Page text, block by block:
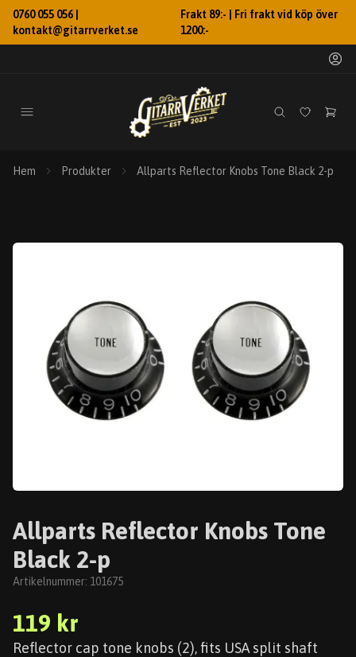
0760 055 056 |
kontakt@gitarrverket.se
Frakt 89:- | Fri frakt vid köp över
1200:-
Hem Produkter Allparts Reflector Knobs Tone Black 2-p
Allparts Reflector Knobs Tone
Black 2-p
Artikelnummer: 101675
119 kr
Reflector cap tone knobs (2), fits USA split shaft